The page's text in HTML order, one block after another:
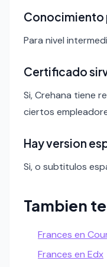
Conocimiento
Para nivel
Certificado
Si, Crehana tiene
ciertos
Hay version
Si, o subtitulos
Tambien
Frances en
Frances en Edx